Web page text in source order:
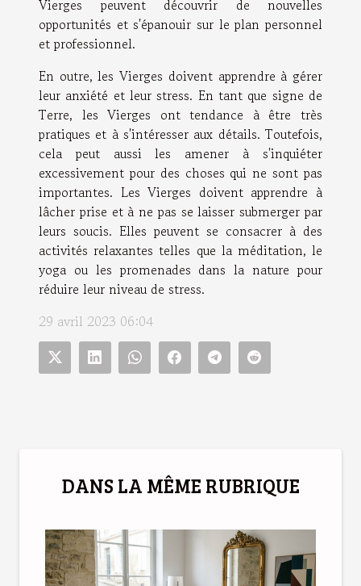
Vierges peuvent découvrir de nouvelles
opportunités et s'épanouir sur le plan personnel
et professionnel.
En outre, les Vierges doivent apprendre à gérer
leur anxiété et leur stress. En tant que signe de
Terre, les Vierges ont tendance à être très
pratiques et à s'intéresser aux détails. Toutefois,
cela peut aussi les amener à s'inquiéter
excessivement pour des choses qui ne sont pas
importantes. Les Vierges doivent apprendre à
lâcher prise et à ne pas se laisser submerger par
leurs soucis. Elles peuvent se consacrer à des
activités relaxantes telles que la méditation, le
yoga ou les promenades dans la nature pour
réduire leur niveau de stress.
29 avril 2023 06:04
DANS LA MÊME RUBRIQUE